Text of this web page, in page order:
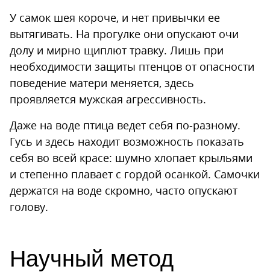
У самок шея короче, и нет привычки ее
вытягивать. На прогулке они опускают очи
долу и мирно щиплют травку. Лишь при
необходимости защиты птенцов от опасности
поведение матери меняется, здесь
проявляется мужская агрессивность.
Даже на воде птица ведет себя по-разному.
Гусь и здесь находит возможность показать
себя во всей красе: шумно хлопает крыльями
и степенно плавает с гордой осанкой. Самочки
держатся на воде скромно, часто опускают
голову.
Научный метод